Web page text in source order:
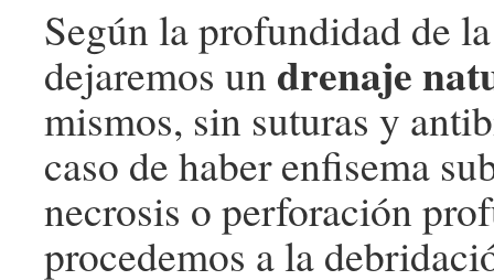
Según la profundidad de
dejaremos un drenaje
mismos, sin suturas y
caso de haber enfisema
necrosis o perforación
procedemos a la